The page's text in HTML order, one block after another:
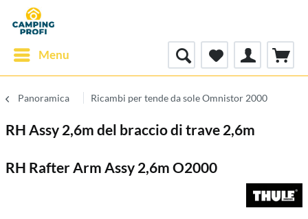
Menu
Panoramica Ricambi per tende da sole Omnistor 2000
RH Assy 2,6m del braccio di trave 2,6m
RH Rafter Arm Assy 2,6m O2000